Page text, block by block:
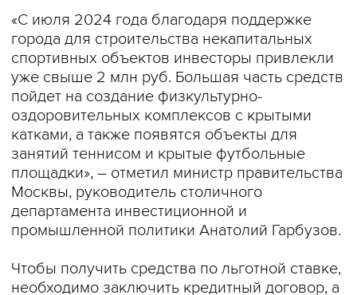
«С июля 2024 года благодаря поддержке
города для строительства некапитальных
спортивных объектов инвесторы привлекли
уже свыше 2 млн руб. Большая часть средств
пойдет на создание физкультурно-
оздоровительных комплексов с крытыми
катками, а также появятся объекты для
занятий теннисом и крытые футбольные
площадки», – отметил министр правительства
Москвы, руководитель столичного
департамента инвестиционной и
промышленной политики Анатолий Гарбузов.
Чтобы получить средства по льготной ставке,
необходимо заключить кредитный договор, а